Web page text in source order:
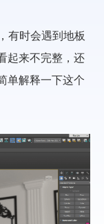
有时会遇到地板
起来不完整，还
单解释一下这个